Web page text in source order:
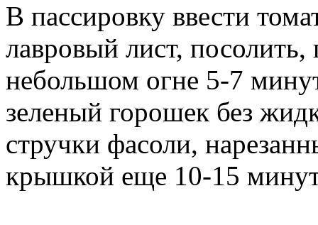
В пассировку ввести
лавровый лист, посолить,
небольшом огне 5-7
зеленый горошек без
стручки фасоли,
крышкой еще 10-15